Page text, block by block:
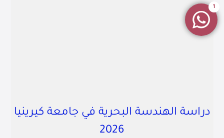
دراسة الهندسة البحرية في جامعة كيرينيا
2026
1